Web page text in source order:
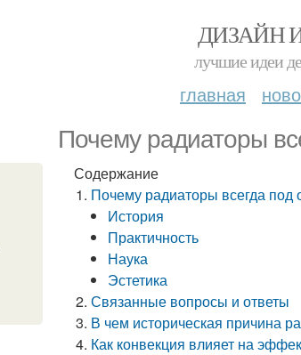
ДИЗАЙН
лучшие идеи
главная
Почему радиаторы
Содержание
Почему радиаторы всегда под
История
Практичность
Наука
Эстетика
Связанные вопросы и ответы
В чем историческая причина
Как конвекция влияет на